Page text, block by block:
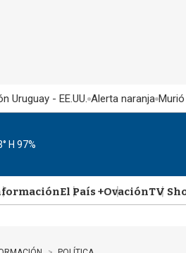
Uruguay - EE.UU. Alerta naranja
H 97%
El País +OvaciónTV